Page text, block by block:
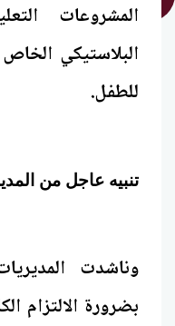
المشروعات
البلاستيكي
للطفل.
تنبيه عاجل من
وناشدت
بضرورة الالتزام